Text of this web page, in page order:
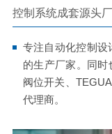
控制系统成套源头
专注自动化控制设
的生产厂家。同时
阀位开关、
代理商。